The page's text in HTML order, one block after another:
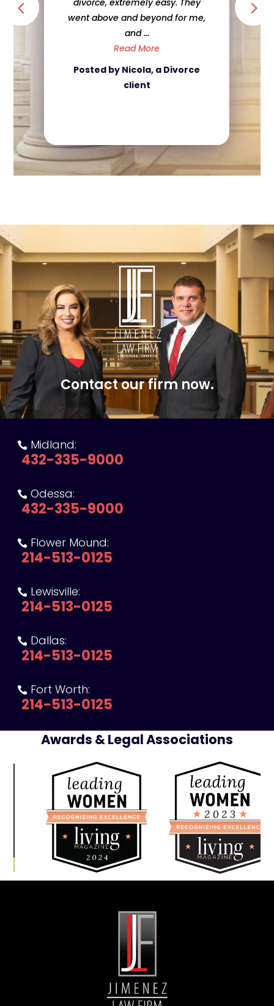
went above and beyond for me,
and ...
Read More
Posted by Nicola, a Divorce
client
Contact our firm now.
 Midland:
432-335-9000
 Odessa:
432-335-9000
 Flower Mound:
214-513-0125
 Lewisville:
214-513-0125
 Dallas:
214-513-0125
 Fort Worth:
214-513-0125
Awards & Legal Associations